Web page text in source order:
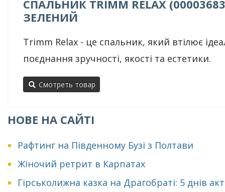
СПАЛЬНИК TRIMM RELAX
ЗЕЛЕНИЙ
Trimm Relax - це спальник, який втілює
поєднання зручності, якості та естетики.
Смотреть товар
НОВЕ НА САЙТІ
Рафтинг на Південному Бузі з Полтави
Жіночий ретрит в Карпатах
Гірськолижна казка на Драгобраті: 5 днів